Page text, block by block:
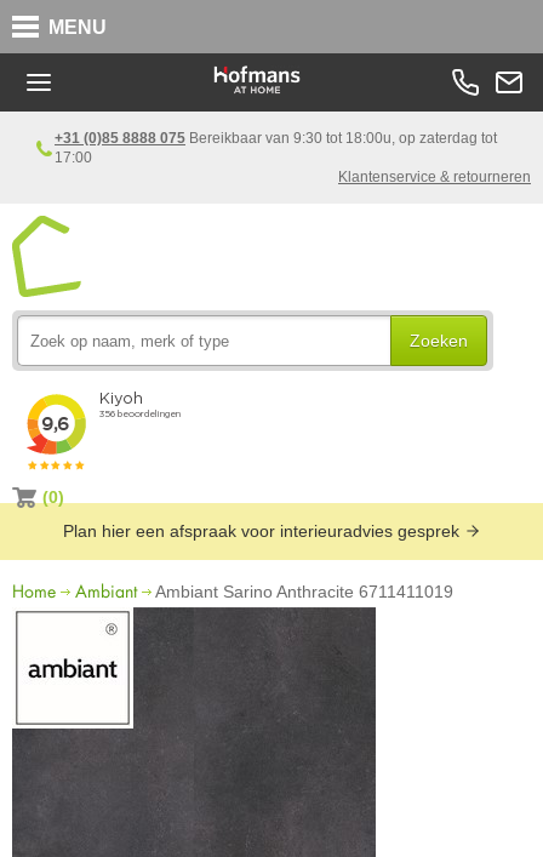
MENU
+31 (0)85 8888 075 Bereikbaar van 9:30 tot 18:00u, op zaterdag tot
17:00
Klantenservice & retourneren
Zoeken
(0)
Plan hier een afspraak voor interieuradvies gesprek
Home Ambiant Ambiant Sarino Anthracite 6711411019